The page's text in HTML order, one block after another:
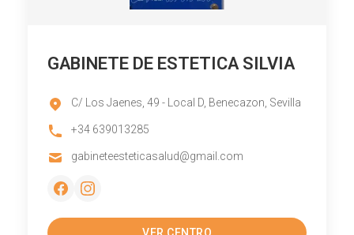
GABINETE DE ESTETICA SILVIA
C/ Los Jaenes, 49 - Local D, Benecazon, Sevilla
+34 639013285
gabineteesteticasalud@gmail.com